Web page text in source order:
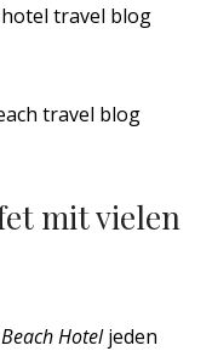
mit vielen
Hoteljeden